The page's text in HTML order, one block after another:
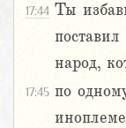
17:44 Ты
народ,
17:45 по